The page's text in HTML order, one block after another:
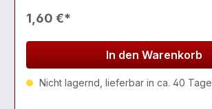
1,60 €*
In den Warenkorb
Nicht lagernd, lieferbar in ca. 40